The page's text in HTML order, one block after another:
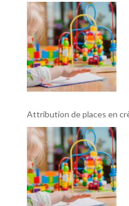
Attribution de places en